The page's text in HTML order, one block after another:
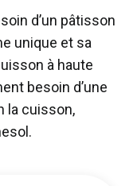
d’un pâtisson
unique et sa
à haute
besoin d’une
la cuisson,